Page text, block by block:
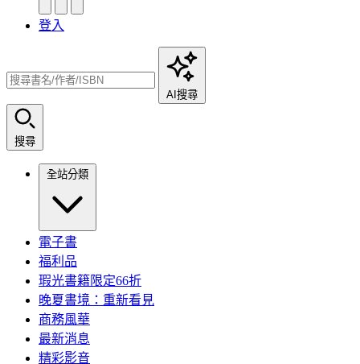
登入
AI搜尋
搜尋
全站分類
電子書
福利品
瑕光書籍限定66折
晚夏書境：重新看見
商務風華
最新消息
精彩影音